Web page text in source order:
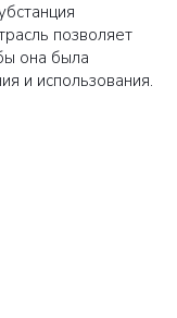
позволяет
она была
и использования.